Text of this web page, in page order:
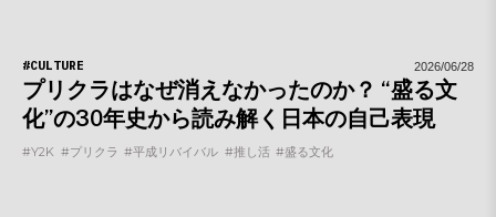
#CULTURE
プリクラはなぜ消えなかったのか？ “盛る文
化”の30年史から読み解く日本の自己表現
#Y2K #プリクラ #平成リバイバル #推し活 #盛る文化
2026/06/28